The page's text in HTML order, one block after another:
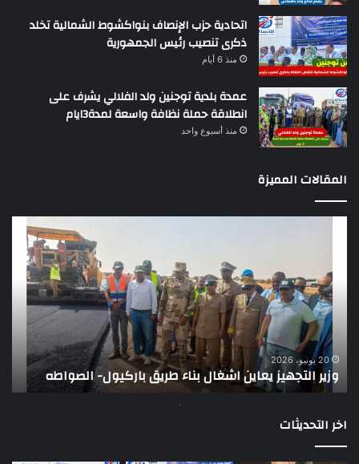
اتحادية حزب الإنصاف بنواكشوط الشمالية تخلد
ذكرى تنصيب رئيس الجمهورية
منذ 6 أيام
عمدة بلدية توجنين ولد الفلالي يشرف على
انطلاقة حملة نظافة واسعة لمدة3ايام
منذ أسبوع واحد
المقالات المميزة
اشغال
بناء
طريق
باركيول-
الصواطه
20 يونيو، 2026
وزير التجهيز يعاين اشغال بناء طريق باركيول- الصواطه
اخر التحديثات